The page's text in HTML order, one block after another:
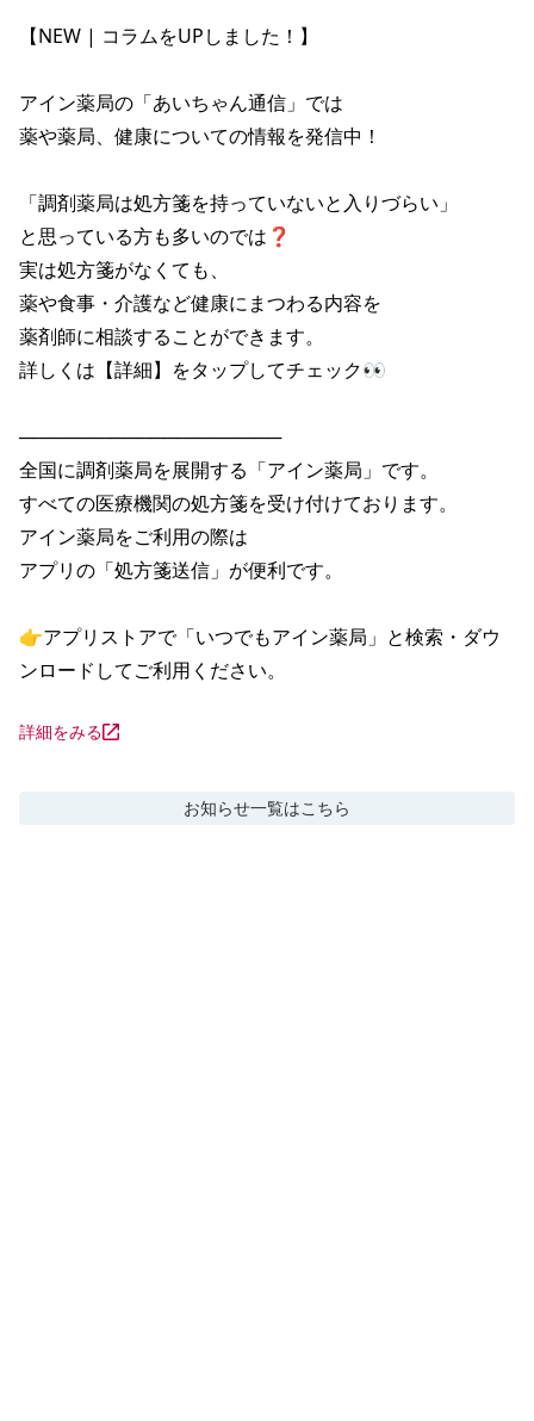
【NEW | コラムをUPしました！】
アイン薬局の「あいちゃん通信」では
薬や薬局、健康についての情報を発信中！
「調剤薬局は処方箋を持っていないと入りづらい」
と思っている方も多いのでは❓
実は処方箋がなくても、
薬や食事・介護など健康にまつわる内容を
薬剤師に相談することができます。
詳しくは【詳細】をタップしてチェック👀
────────────────────
全国に調剤薬局を展開する「アイン薬局」です。
すべての医療機関の処方箋を受け付けております。
アイン薬局をご利用の際は
アプリの「処方箋送信」が便利です。
👉アプリストアで「いつでもアイン薬局」と検索・ダウ
ンロードしてご利用ください。
詳細をみる
お知らせ一覧はこちら